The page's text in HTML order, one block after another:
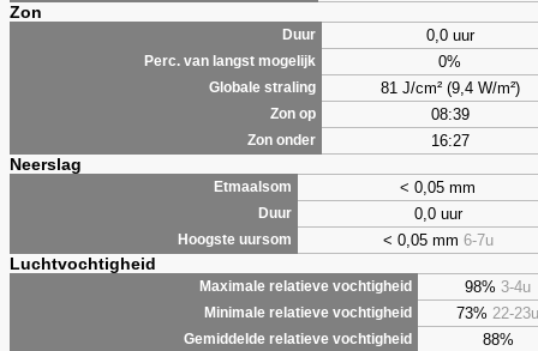
Zon
Duur 0,0 uur
Perc. van langst mogelijk 0%
Globale straling 81 J/cm² (9,4 W/m²)
Zon op 08:39
Zon onder 16:27
Neerslag
Etmaalsom < 0,05 mm
Duur 0,0 uur
Hoogste uursom < 0,05 mm 6-7u
Luchtvochtigheid
Maximale relatieve vochtigheid 98% 3-4u
Minimale relatieve vochtigheid 73% 22-23u
Gemiddelde relatieve vochtigheid 88%